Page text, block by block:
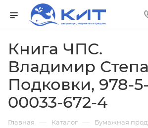
Книга ЧПС.
Владимир
Подковки, 978-5-
00033-672-4
Главная — Каталог — Бумажная